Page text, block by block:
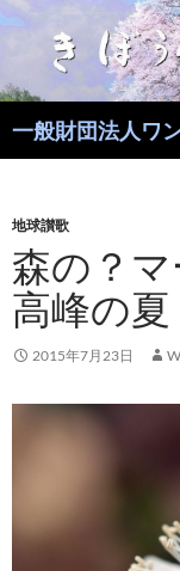
コ
ン
ツ
へ
キ
プ
一般財団法人ワ
地球讃歌
森の？
高峰の夏
2015年7月23日